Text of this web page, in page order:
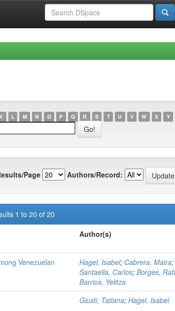
K L M N O P Q R S T U V W X Y
Page Authors/Record:
1 to 20 of 20
Author(s)
Venezuelan
Hagel, Isabel; Cabrera, Maira;
Santaella, Carlos; Borges,
Barrios, Yelitza
Giusti, Tatiana; Hagel, Isabel